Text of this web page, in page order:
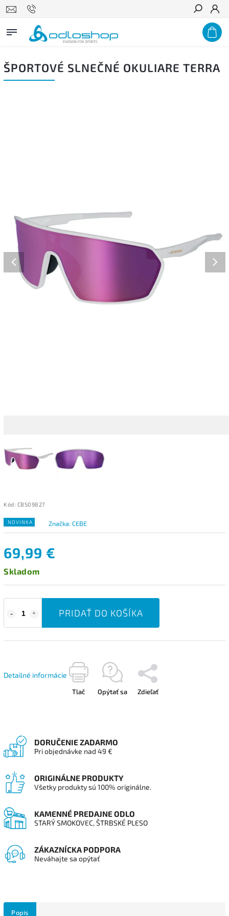
Hľadať
ŠPORTOVÉ SLNEČNÉ OKULIARE TERRA
Kód: CBS09827
NOVINKA Značka: CEBE
69,99 €
Skladom
PRIDAŤ DO KOŠÍKA
Detailné informácie
Tlač Opýtať sa Zdieľať
DORUČENIE ZADARMO
Pri objednávke nad 49 €
ORIGINÁLNE PRODUKTY
Všetky produkty sú 100% originálne.
KAMENNÉ PREDAJNE ODLO
STARÝ SMOKOVEC, ŠTRBSKÉ PLESO
ZÁKAZNÍCKA PODPORA
Neváhajte sa opýtať
Popis